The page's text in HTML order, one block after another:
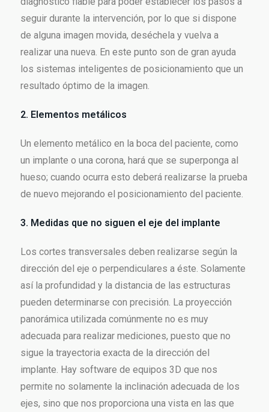
seguir durante la intervención, por lo que si dispone
de alguna imagen movida, deséchela y vuelva a
realizar una nueva. En este punto son de gran ayuda
los sistemas inteligentes de posicionamiento que un
resultado óptimo de la imagen.
2. Elementos metálicos
Un elemento metálico en la boca del paciente, como
un implante o una corona, hará que se superponga al
hueso; cuando ocurra esto deberá realizarse la prueba
de nuevo mejorando el posicionamiento del paciente.
3. Medidas que no siguen el eje del implante
Los cortes transversales deben realizarse según la
dirección del eje o perpendiculares a éste. Solamente
así la profundidad y la distancia de las estructuras
pueden determinarse con precisión. La proyección
panorámica utilizada comúnmente no es muy
adecuada para realizar mediciones, puesto que no
sigue la trayectoria exacta de la dirección del
implante. Hay software de equipos 3D que nos
permite no solamente la inclinación adecuada de los
ejes, sino que nos proporciona una vista en las que